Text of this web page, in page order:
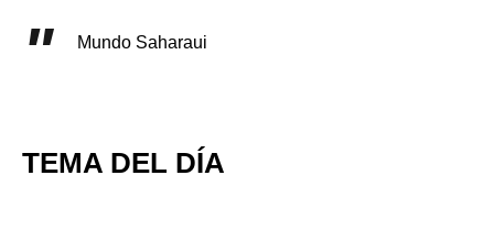
Mundo Saharaui
TEMA DEL DÍA